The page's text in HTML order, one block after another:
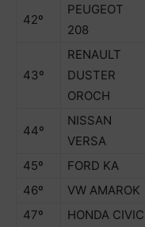
42º
PEUGEOT
208
43º
RENAULT
DUSTER
OROCH
44º
NISSAN
VERSA
45º FORD KA
46º
VW AMAROK
47º
HONDA CIVIC